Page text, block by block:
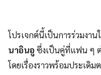
โปรเจกต์นี้เป็นการร่วมงา
นาอินอู ซึ่งเป็นคู่ที่แฟน ๆ
โดยเรื่องราวพร้อมประเดิ